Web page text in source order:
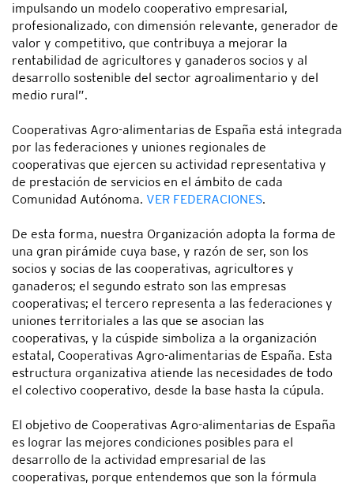
impulsando un modelo cooperativo empresarial,
profesionalizado, con dimensión relevante, generador de
valor y competitivo, que contribuya a mejorar la
rentabilidad de agricultores y ganaderos socios y al
desarrollo sostenible del sector agroalimentario y del
medio rural”.
Cooperativas Agro-alimentarias de España está integrada
por las federaciones y uniones regionales de
cooperativas que ejercen su actividad representativa y
de prestación de servicios en el ámbito de cada
Comunidad Autónoma. VER FEDERACIONES.
De esta forma, nuestra Organización adopta la forma de
una gran pirámide cuya base, y razón de ser, son los
socios y socias de las cooperativas, agricultores y
ganaderos; el segundo estrato son las empresas
cooperativas; el tercero representa a las federaciones y
uniones territoriales a las que se asocian las
cooperativas, y la cúspide simboliza a la organización
estatal, Cooperativas Agro-alimentarias de España. Esta
estructura organizativa atiende las necesidades de todo
el colectivo cooperativo, desde la base hasta la cúpula.
El objetivo de Cooperativas Agro-alimentarias de España
es lograr las mejores condiciones posibles para el
desarrollo de la actividad empresarial de las
cooperativas, porque entendemos que son la fórmula